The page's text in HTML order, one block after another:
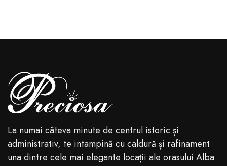
La numai câteva minute de centrul istoric și
administrativ, te intampină cu caldură și rafinament
una dintre cele mai elegante locații ale orasului Alba